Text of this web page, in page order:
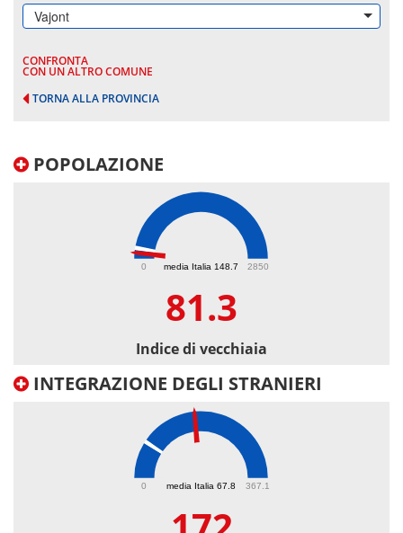
Vajont
CONFRONTA
CON UN ALTRO COMUNE
TORNA ALLA PROVINCIA
POPOLAZIONE
media Italia 148.7
0 2850
81.3
Indice di vecchiaia
INTEGRAZIONE DEGLI STRANIERI
media Italia 67.8
0 367.1